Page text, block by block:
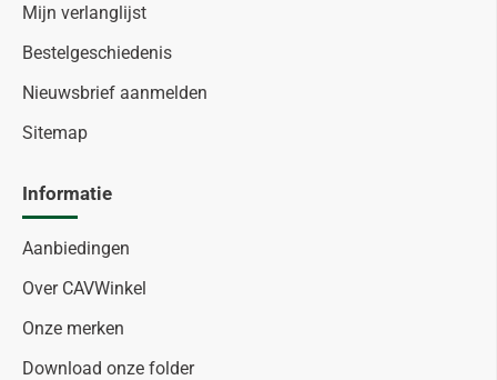
Mijn verlanglijst
Bestelgeschiedenis
Nieuwsbrief aanmelden
Sitemap
Informatie
Aanbiedingen
Over CAVWinkel
Onze merken
Download onze folder